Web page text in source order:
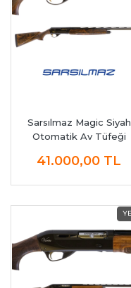
Sarsılmaz Magic Siyah
Otomatik Av Tüfeği
41.000,00 TL